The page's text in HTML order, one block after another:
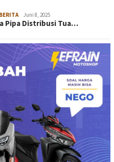
BERITA Juni 8, 2025
Pipa Distribusi Tua…